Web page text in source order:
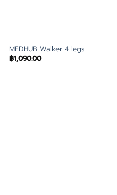
MEDHUB Walker 4 legs
฿1,090.00